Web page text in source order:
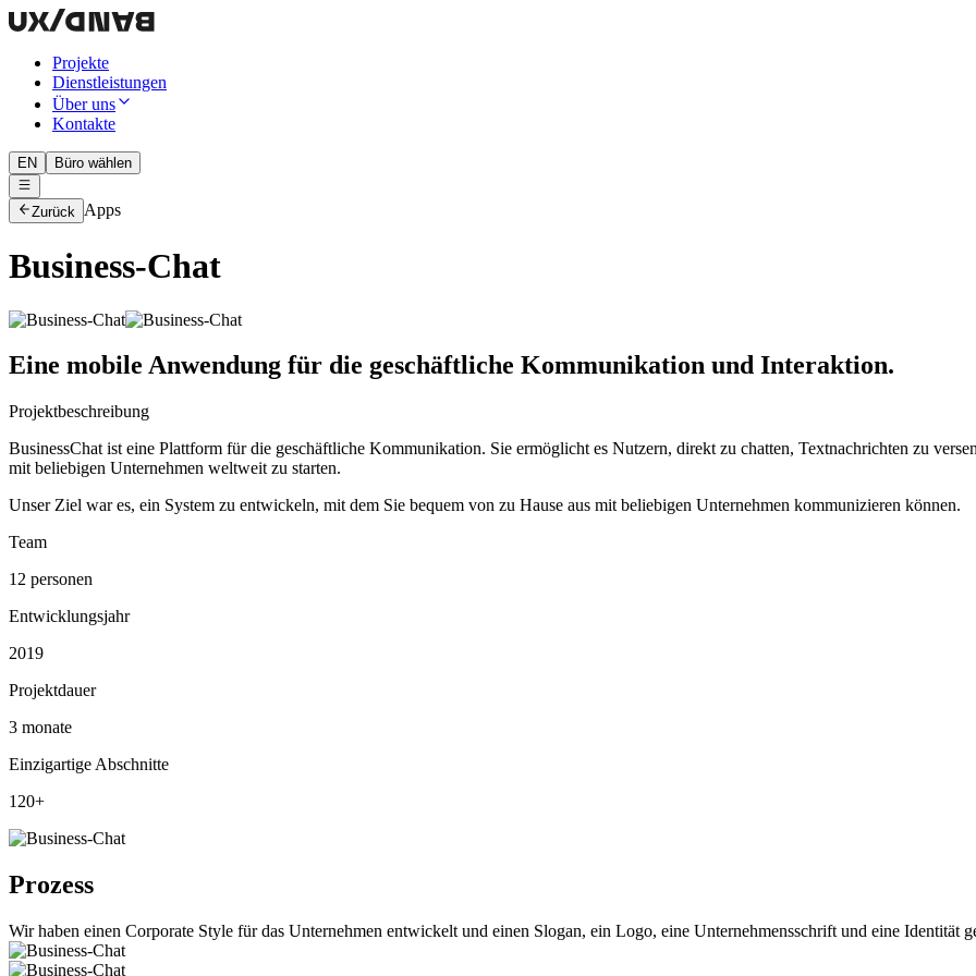
Projekte
Dienstleistungen
Über uns
Kontakte
EN Büro wählen
Zurück Apps
Business-Chat
Eine mobile Anwendung für die geschäftliche Kommunikation und Interaktion.
Projektbeschreibung
BusinessChat ist eine Plattform für die geschäftliche Kommunikation. Sie ermöglicht es Nutzern, direkt zu chatten, Textnachrichten zu
mit beliebigen Unternehmen weltweit zu starten.
Unser Ziel war es, ein System zu entwickeln, mit dem Sie bequem von zu Hause aus mit beliebigen Unternehmen kommunizieren können.
Team
12 personen
Entwicklungsjahr
2019
Projektdauer
3 monate
Einzigartige Abschnitte
120+
Prozess
Wir haben einen Corporate Style für das Unternehmen entwickelt und einen Slogan, ein Logo, eine Unternehmensschrift und eine Identität